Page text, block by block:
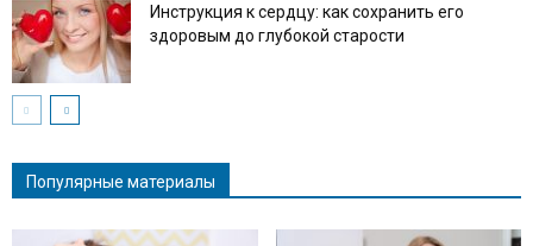
Инструкция к сердцу: как сохранить его
здоровым до глубокой старости
Популярные материалы